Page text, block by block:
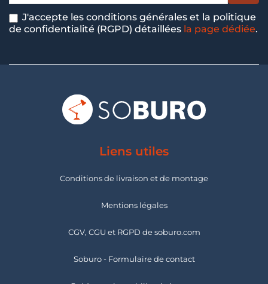
J'accepte les conditions générales et la politique
de confidentialité (RGPD) détaillées la page dédiée.
Liens utiles
Conditions de livraison et de montage
Mentions légales
CGV, CGU et RGPD de soburo.com
Soburo - Formulaire de contact